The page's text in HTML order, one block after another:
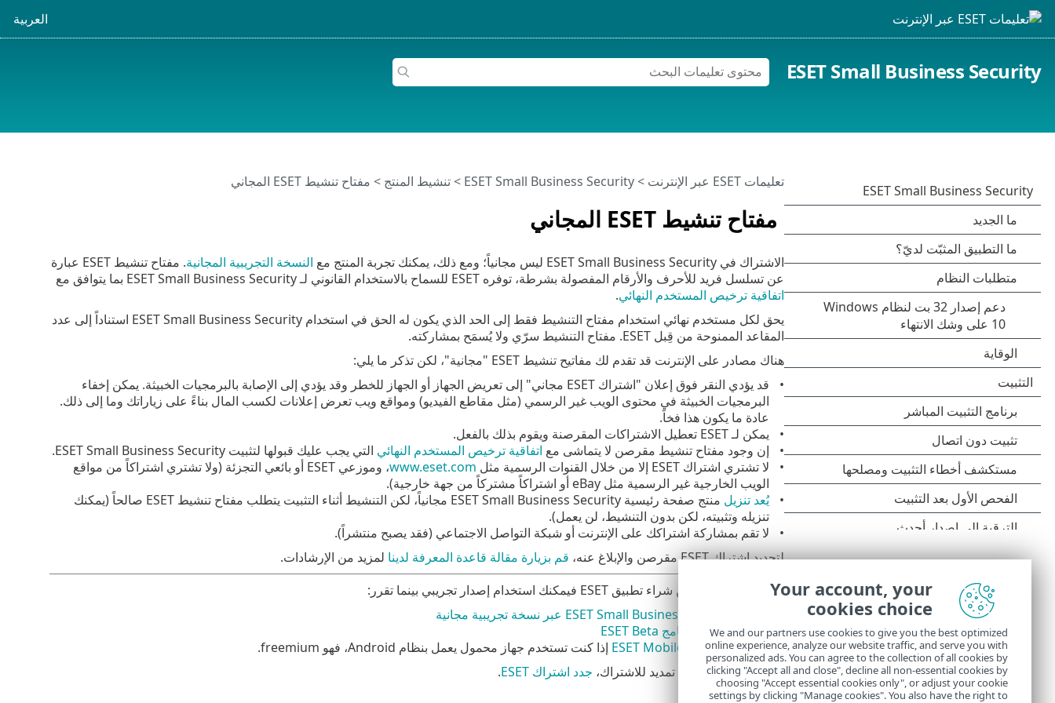
العربية
ESET Small Business Security
مفتاح تنشيط ESET المجاني
تعليمات ESET عبر الإنترنت >
ESET Small Business Security
>تنشيط المنتج > مفتاح تنشيط ESET المجاني
الاشتراك في ESET Small Business Security ليس مجانياً؛ ومع ذلك، يمكنك تجربة المنتج مع النسخة التجريبية المجانية
. مفتاح تنشيط ESET عبارة
عن تسلسل فريد للأحرف والأرقام المفصولة بشرطة، توفره ESET للسماح بالاستخدام القانوني لـ ESET Small Business Security بما يتوافق مع
اتفاقية ترخيص المستخدم النهائي.
يحق لكل مستخدم نهائي استخدام مفتاح التنشيط فقط إلى الحد الذي يكون له الحق في استخدام ESET Small Business Security استناداً إلى عدد
المقاعد الممنوحة من قِبل ESET. مفتاح التنشيط سرّي ولا يُسمَح بمشاركته.
هناك مصادر على الإنترنت قد تقدم لك مفاتيح تنشيط ESET "مجانية"، لكن تذكر ما يلي:
قد يؤدي النقر فوق إعلان "اشتراك ESET مجاني" إلى تعريض الجهاز أو الجهاز للخطر وقد يؤدي إلى الإصابة بالبرمجيات الخبيثة. يمكن إخفاء
البرمجيات الخبيثة في محتوى الويب غير الرسمي (مثل مقاطع الفيديو) ومواقع ويب تعرض إعلانات لكسب المال بناءً على زياراتك وما إلى ذلك.
عادة ما يكون هذا فخاً.
يمكن لـ ESET تعطيل الاشتراكات المقرصنة ويقوم بذلك بالفعل.
إن وجود مفتاح تنشيط مقرصن لا يتماشى مع اتفاقية ترخيص المستخدم النهائي التي يجب عليك قبولها لتثبيت ESET Small Business Security.
لا تشتري اشتراك ESET إلا من خلال القنوات الرسمية مثل
www.eset.com
، وموزعي ESET أو بائعي التجزئة (ولا تشتري اشتراكاً من مواقع
الويب الخارجية غير الرسمية مثل eBay أو اشتراكاً مشتركاً من جهة خارجية).
يُعد تنزيل
منتج صفحة رئيسية ESET Small Business Security مجانياً، لكن التنشيط أثناء التثبيت يتطلب مفتاح تنشيط ESET صالحاً (يمكنك
تنزيله وتثبيته، لكن بدون التنشيط، لن يعمل).
لا تقم بمشاركة اشتراكك على الإنترنت أو شبكة التواصل الاجتماعي (فقد يصبح منتشراً).
لتحديد اشتراك ESET مقرصن والإبلاغ عنه،
قم بزيارة مقالة قاعدة المعرفة لدينا لمزيد من الإرشادات.
إذا كنت غير متأكد من شراء تطبيق ESET فيمكنك استخدام إصدار تجريبي بينما تقرر:
المشاركة في برنامج ESET Beta
تثبيت ESET Mobile Security
إذا كنت تستخدم جهاز محمول يعمل بنظام Android، فهو freemium.
للحصول على خصم / تمديد للاشتراك، جدد اشتراك ESET .
Your account, your
cookies choice
We and our partners use cookies to give you the best optimized
online experience, analyze our website traffic, and serve you with
personalized ads. You can agree to the collection of all cookies by
clicking "Accept all and close", decline all non-essential cookies by
choosing "Accept essential cookies only", or adjust your cookie
settings by clicking "Manage cookies". You also have the right to